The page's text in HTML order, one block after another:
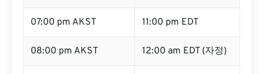
07:00 pm AKST 11:00 pm EDT
08:00 pm AKST 12:00 am EDT (자정)